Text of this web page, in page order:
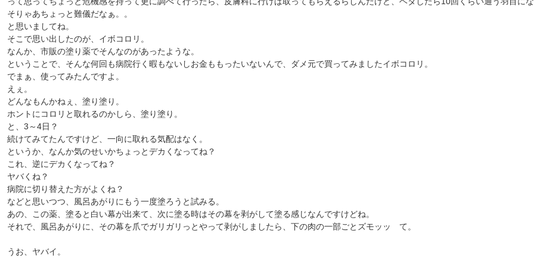
そりゃあちょっと難儀だなぁ。。
と思いましてね。
そこで思い出したのが、イボコロリ。
なんか、市販の塗り薬でそんなのがあったような。
ということで、そんな何回も病院行く暇もないしお金ももったいないんで、ダメ元で買ってみましたイボコロリ。
でまぁ、使ってみたんですよ。
えぇ。
どんなもんかねぇ、塗り塗り。
ホントにコロリと取れるのかしら、塗り塗り。
と、3～4日？
続けてみてたんですけど、一向に取れる気配はなく。
というか、なんか気のせいかちょっとデカくなってね？
これ、逆にデカくなってね？
ヤバくね？
病院に切り替えた方がよくね？
などと思いつつ、風呂あがりにもう一度塗ろうと試みる。
あの、この薬、塗ると白い幕が出来て、次に塗る時はその幕を剥がして塗る感じなんですけどね。
それで、風呂あがりに、その幕を爪でガリガリっとやって剥がしましたら、下の肉の一部ごとズモッッ て。
うお、ヤバイ。